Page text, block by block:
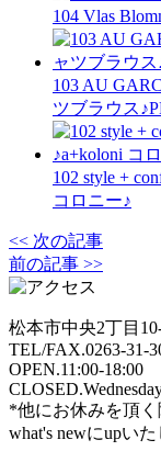
104 Vlas
103 AU
ツブラウス
102 style +
コロニー♪
<< 次の記事
前の記事 >>
松本市中央2丁目
TEL/FAX.0263-31-
OPEN.11:00-18:00
*他にお休みを頂く
what's newにupいた